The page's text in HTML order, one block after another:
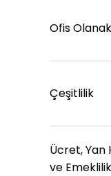
Ofis
Çeşitlilik
Ücret, Yan
ve Emeklilik